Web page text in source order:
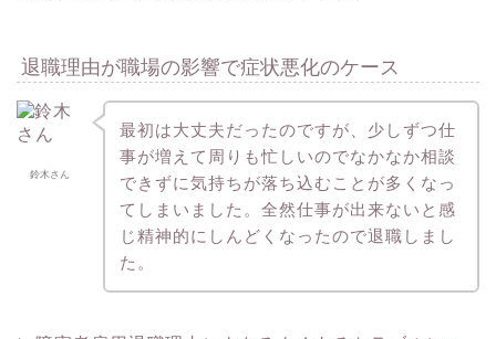
退職理由が職場の影響で症状悪化のケース
鈴木さん
最初は大丈夫だったのですが、少しずつ仕
事が増えて周りも忙しいのでなかなか相談
できずに気持ちが落ち込むことが多くなっ
てしまいました。全然仕事が出来ないと感
じ精神的にしんどくなったので退職しまし
た。